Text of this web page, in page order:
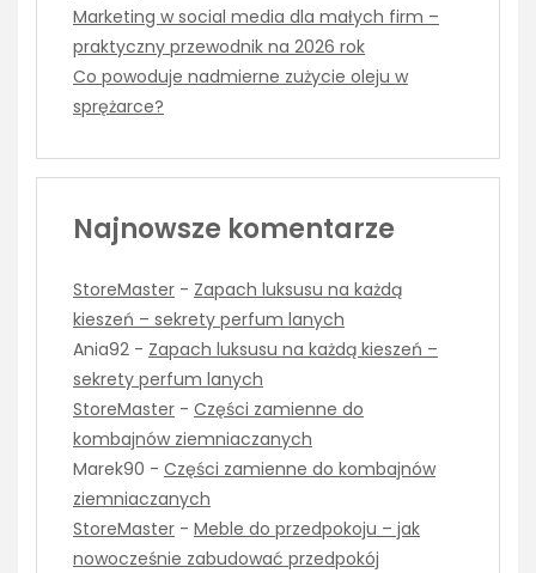
Marketing w social media dla małych firm –
praktyczny przewodnik na 2026 rok
Co powoduje nadmierne zużycie oleju w
sprężarce?
Najnowsze komentarze
StoreMaster - Zapach luksusu na każdą
kieszeń – sekrety perfum lanych
Ania92 - Zapach luksusu na każdą kieszeń –
sekrety perfum lanych
StoreMaster - Części zamienne do
kombajnów ziemniaczanych
Marek90 - Części zamienne do kombajnów
ziemniaczanych
StoreMaster - Meble do przedpokoju – jak
nowocześnie zabudować przedpokój